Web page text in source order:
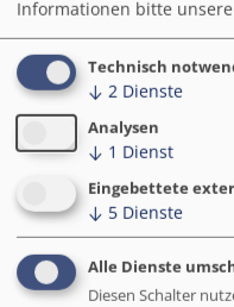
E-mail:
Modellprojekt
Informationen bitte unsere
Technisch
↓ 2 Dienste
Analysen
↓ 1 Dienst
Eingebettete
↓ 5 Dienste
Alle Dienste
Diesen Schalter